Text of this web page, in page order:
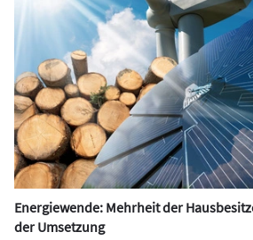
Energiewende: Mehrheit der
der Umsetzung